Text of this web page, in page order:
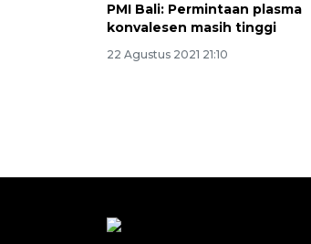
PMI Bali: Permintaan plasma
konvalesen masih tinggi
22 Agustus 2021 21:10